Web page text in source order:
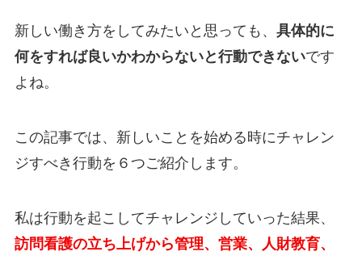
新しい働き方をしてみたいと思っても、 具体的に
何をすれば良いかわからないと行動できないです
よね。
この記事では、新しいことを始める時にチャレン
ジすべき行動を６つご紹介します。
私は行動を起こしてチャレンジしていった結果、
訪問看護の立ち上げから管理、営業、人財教育、